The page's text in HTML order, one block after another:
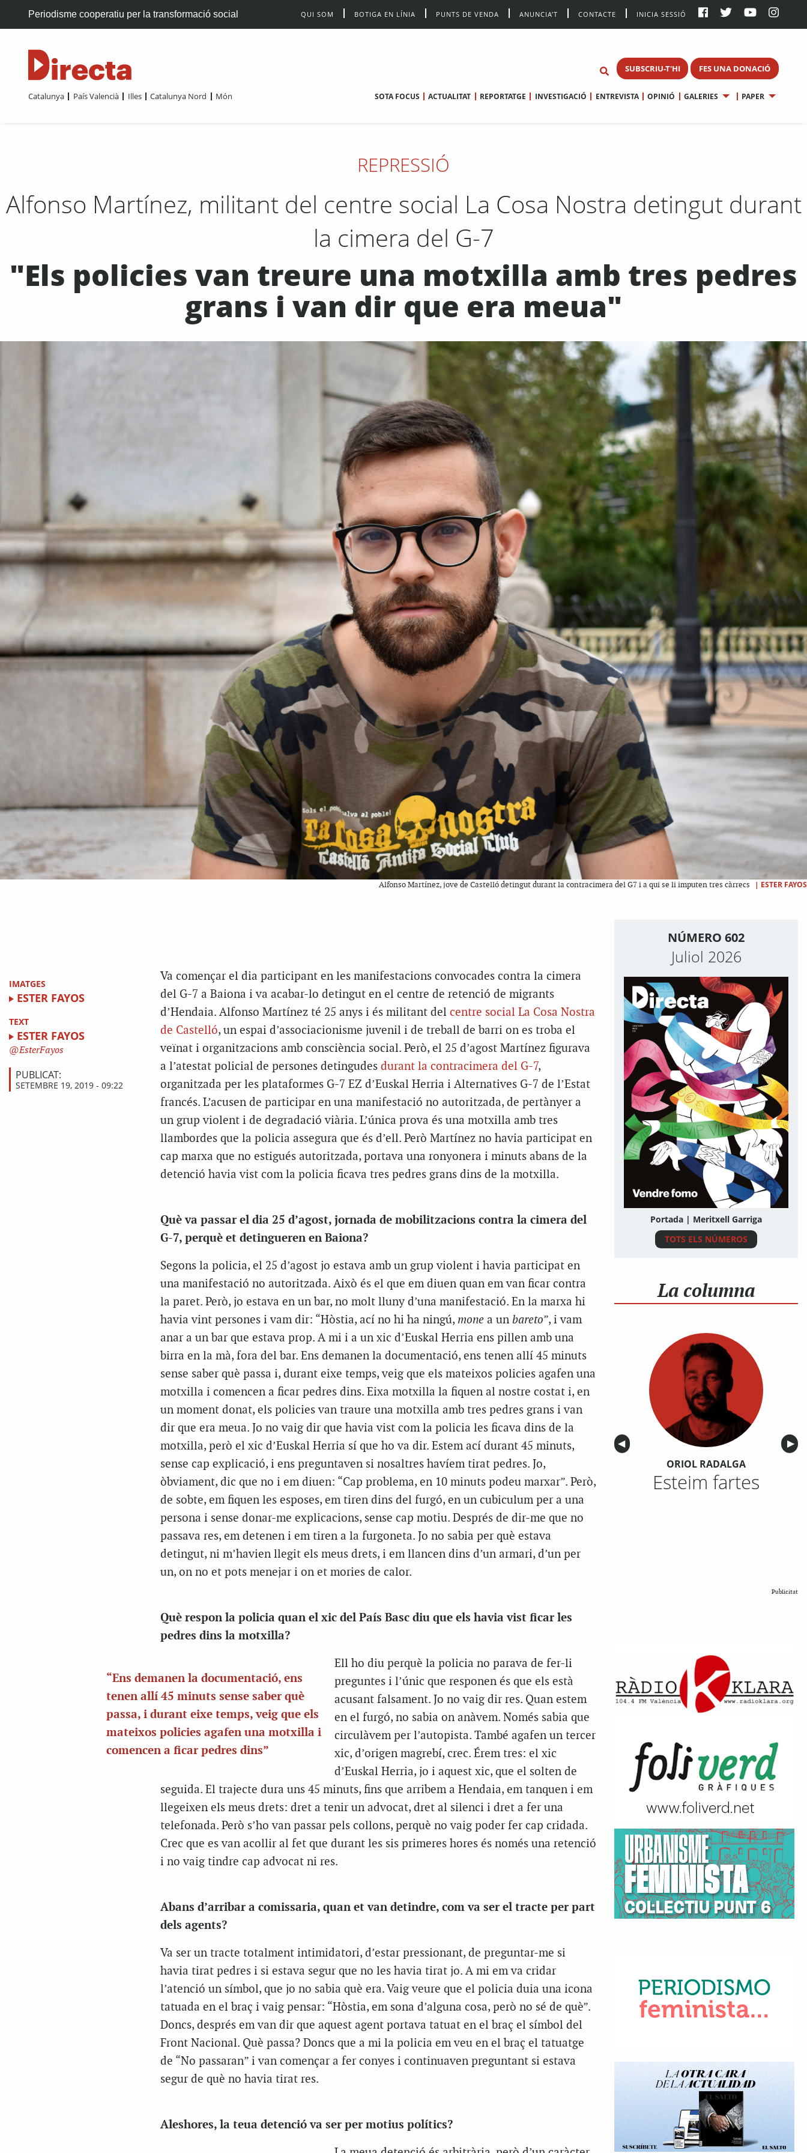
Periodisme cooperatiu per la transformació social QUI SOM BOTIGA EN LÍNIA PUNTS DE VENDA ANUNCIA’T CONTACTE INICIA SESSIÓ
SUBSCRIU-T'HI FES UNA DONACIÓ
Catalunya País Valencià Illes Catalunya Nord Món SOTA FOCUS ACTUALITAT REPORTATGE INVESTIGACIÓ ENTREVISTA OPINIÓ GALERIES PAPER
REPRESSIÓ
Alfonso Martínez, militant del centre social La Cosa Nostra detingut durant
la cimera del G-7
"Els policies van treure una motxilla amb tres pedres
grans i van dir que era meua"
Alfonso Martínez, jove de Castelló detingut durant la contracimera del G7 i a qui se li imputen tres càrrecs | ESTER FAYOS
IMATGES
ESTER FAYOS
TEXT
ESTER FAYOS
EsterFayos
PUBLICAT:
SETEMBRE 19, 2019 - 09:22
Va començar el dia participant en les manifestacions convocades contra la cimera
del G-7 a Baiona i va acabar-lo detingut en el centre de retenció de migrants
d’Hendaia. Alfonso Martínez té 25 anys i és militant del centre social La Cosa Nostra
de Castelló, un espai d’associacionisme juvenil i de treball de barri on es troba el
veïnat i organitzacions amb consciència social. Però, el 25 d’agost Martínez figurava
a l’atestat policial de persones detingudes durant la contracimera del G-7,
organitzada per les plataformes G-7 EZ d’Euskal Herria i Alternatives G-7 de l’Estat
francés. L’acusen de participar en una manifestació no autoritzada, de pertànyer a
un grup violent i de degradació viària. L’única prova és una motxilla amb tres
llambordes que la policia assegura que és d’ell. Però Martínez no havia participat en
cap marxa que no estigués autoritzada, portava una ronyonera i minuts abans de la
detenció havia vist com la policia ficava tres pedres grans dins de la motxilla.
Què va passar el dia 25 d’agost, jornada de mobilitzacions contra la cimera del
G-7, perquè et detingueren en Baiona?
Segons la policia, el 25 d’agost jo estava amb un grup violent i havia participat en
una manifestació no autoritzada. Això és el que em diuen quan em van ficar contra
la paret. Però, jo estava en un bar, no molt lluny d’una manifestació. En la marxa hi
havia vint persones i vam dir: “Hòstia, ací no hi ha ningú, mone a un bareto”, i vam
anar a un bar que estava prop. A mi i a un xic d’Euskal Herria ens pillen amb una
birra en la mà, fora del bar. Ens demanen la documentació, ens tenen allí 45 minuts
sense saber què passa i, durant eixe temps, veig que els mateixos policies agafen una
motxilla i comencen a ficar pedres dins. Eixa motxilla la fiquen al nostre costat i, en
un moment donat, els policies van traure una motxilla amb tres pedres grans i van
dir que era meua. Jo no vaig dir que havia vist com la policia les ficava dins de la
motxilla, però el xic d’Euskal Herria sí que ho va dir. Estem ací durant 45 minuts,
sense cap explicació, i ens preguntaven si nosaltres havíem tirat pedres. Jo,
òbviament, dic que no i em diuen: “Cap problema, en 10 minuts podeu marxar”. Però,
de sobte, em fiquen les esposes, em tiren dins del furgó, en un cubiculum per a una
persona i sense donar-me explicacions, sense cap motiu. Després de dir-me que no
passava res, em detenen i em tiren a la furgoneta. Jo no sabia per què estava
detingut, ni m’havien llegit els meus drets, i em llancen dins d’un armari, d’un per
un, on no et pots menejar i on et mories de calor.
Què respon la policia quan el xic del País Basc diu que els havia vist ficar les
pedres dins la motxilla?
“Ens demanen la documentació, ens
tenen allí 45 minuts sense saber què
passa, i durant eixe temps, veig que els
mateixos policies agafen una motxilla i
comencen a ficar pedres dins”
Ell ho diu perquè la policia no parava de fer-li
preguntes i l’únic que responen és que els està
acusant falsament. Jo no vaig dir res. Quan estem
en el furgó, no sabia on anàvem. Només sabia que
circulàvem per l’autopista. També agafen un tercer
xic, d’origen magrebí, crec. Érem tres: el xic
d’Euskal Herria, jo i aquest xic, que el solten de
seguida. El trajecte dura uns 45 minuts, fins que arribem a Hendaia, em tanquen i em
llegeixen els meus drets: dret a tenir un advocat, dret al silenci i dret a fer una
telefonada. Però s’ho van passar pels collons, perquè no vaig poder fer cap cridada.
Crec que es van acollir al fet que durant les sis primeres hores és només una retenció
i no vaig tindre cap advocat ni res.
Abans d’arribar a comissaria, quan et van detindre, com va ser el tracte per part
dels agents?
Va ser un tracte totalment intimidatori, d’estar pressionant, de preguntar-me si
havia tirat pedres i si estava segur que no les havia tirat jo. A mi em va cridar
l’atenció un símbol, que jo no sabia què era. Vaig veure que el policia duia una icona
tatuada en el braç i vaig pensar: “Hòstia, em sona d’alguna cosa, però no sé de què”.
Doncs, després em van dir que aquest agent portava tatuat en el braç el símbol del
Front Nacional. Què passa? Doncs que a mi la policia em veu en el braç el tatuatge
de “No passaran” i van començar a fer conyes i continuaven preguntant si estava
segur de què no havia tirat res.
Aleshores, la teua detenció va ser per motius polítics?
NÚMERO 602
Juliol 2026
Portada | Meritxell Garriga
TOTS ELS NÚMEROS
La columna
Anterior
◀︎ ▶︎
ORIOL RADALGA
Esteim fartes
Publicitat